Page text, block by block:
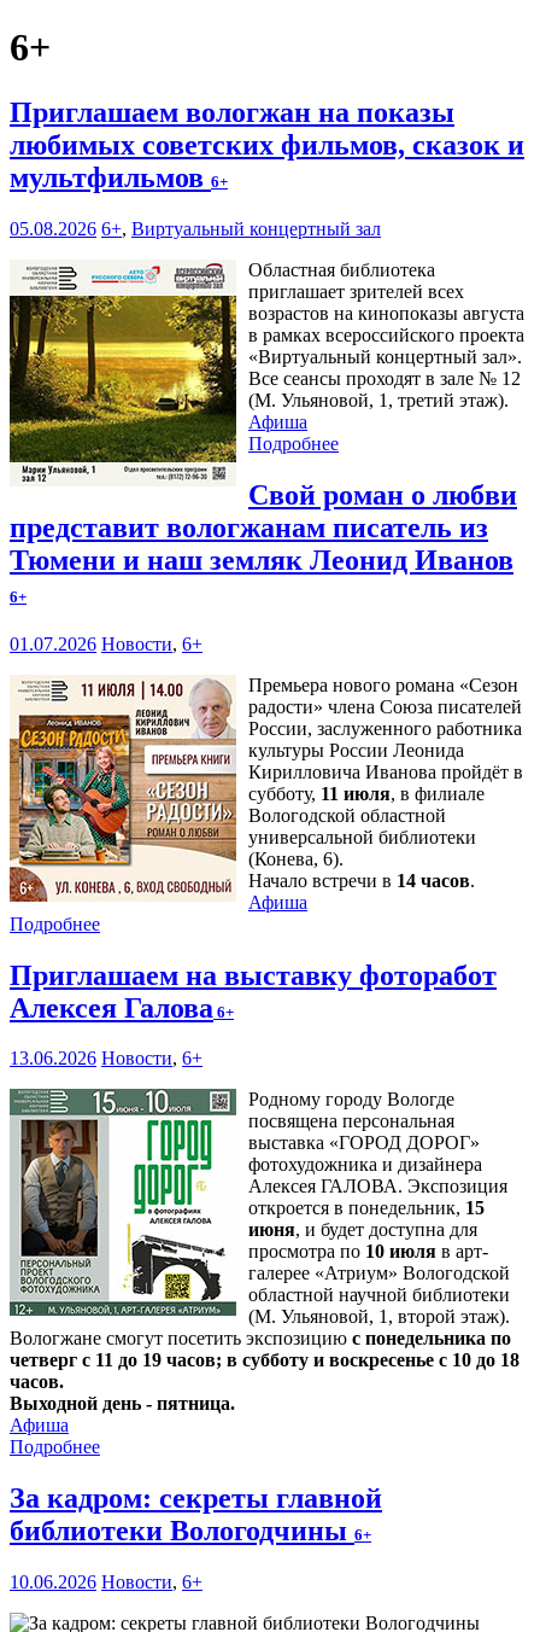
6+
Приглашаем вологжан на показы
любимых советских фильмов, сказок и
мультфильмов 6+
05.08.2026 6+, Виртуальный концертный зал
Областная библиотека
приглашает зрителей всех
возрастов на кинопоказы августа
в рамках всероссийского проекта
«Виртуальный концертный зал».
Все сеансы проходят в зале № 12
(М. Ульяновой, 1, третий этаж).
Афиша
Подробнее
Свой роман о любви
представит вологжанам писатель из
Тюмени и наш земляк Леонид Иванов
6+
01.07.2026 Новости, 6+
Премьера нового романа «Сезон
радости» члена Союза писателей
России, заслуженного работника
культуры России Леонида
Кирилловича Иванова пройдёт в
субботу, 11 июля, в филиале
Вологодской областной
универсальной библиотеки
(Конева, 6).
Начало встречи в 14 часов.
Афиша
Подробнее
Приглашаем на выставку фоторабот
Алексея Галова 6+
13.06.2026 Новости, 6+
Родному городу Вологде
посвящена персональная
выставка «ГОРОД ДОРОГ»
фотохудожника и дизайнера
Алексея ГАЛОВА. Экспозиция
откроется в понедельник, 15
июня, и будет доступна для
просмотра по 10 июля в арт-
галерее «Атриум» Вологодской
областной научной библиотеки
(М. Ульяновой, 1, второй этаж).
Вологжане смогут посетить экспозицию с понедельника по
четверг с 11 до 19 часов; в субботу и воскресенье с 10 до 18
часов.
Выходной день - пятница.
Афиша
Подробнее
За кадром: секреты главной
библиотеки Вологодчины 6+
10.06.2026 Новости, 6+